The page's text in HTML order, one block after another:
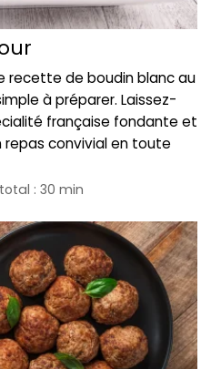
recette de boudin blanc au
à préparer. Laissez-
française fondante et
convivial en toute
: 30 min